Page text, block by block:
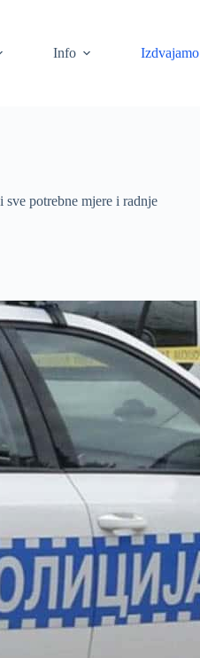
Info Izdvajamo
potrebne mjere i radnje